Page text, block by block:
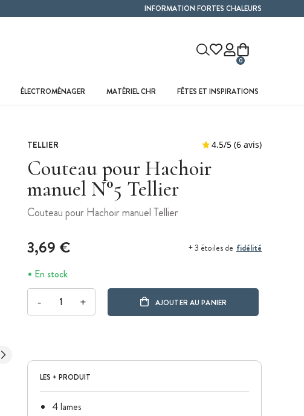
INFORMATION FORTES CHALEURS
0
ÉLECTROMÉNAGER MATÉRIEL CHR FÊTES ET INSPIRATIONS
TELLIER
Couteau pour Hachoir
manuel N°5 Tellier
Couteau pour Hachoir manuel Tellier
3,69 € + 3 étoiles de fidélité
En stock
- + AJOUTER AU PANIER
LES + PRODUIT
4 lames